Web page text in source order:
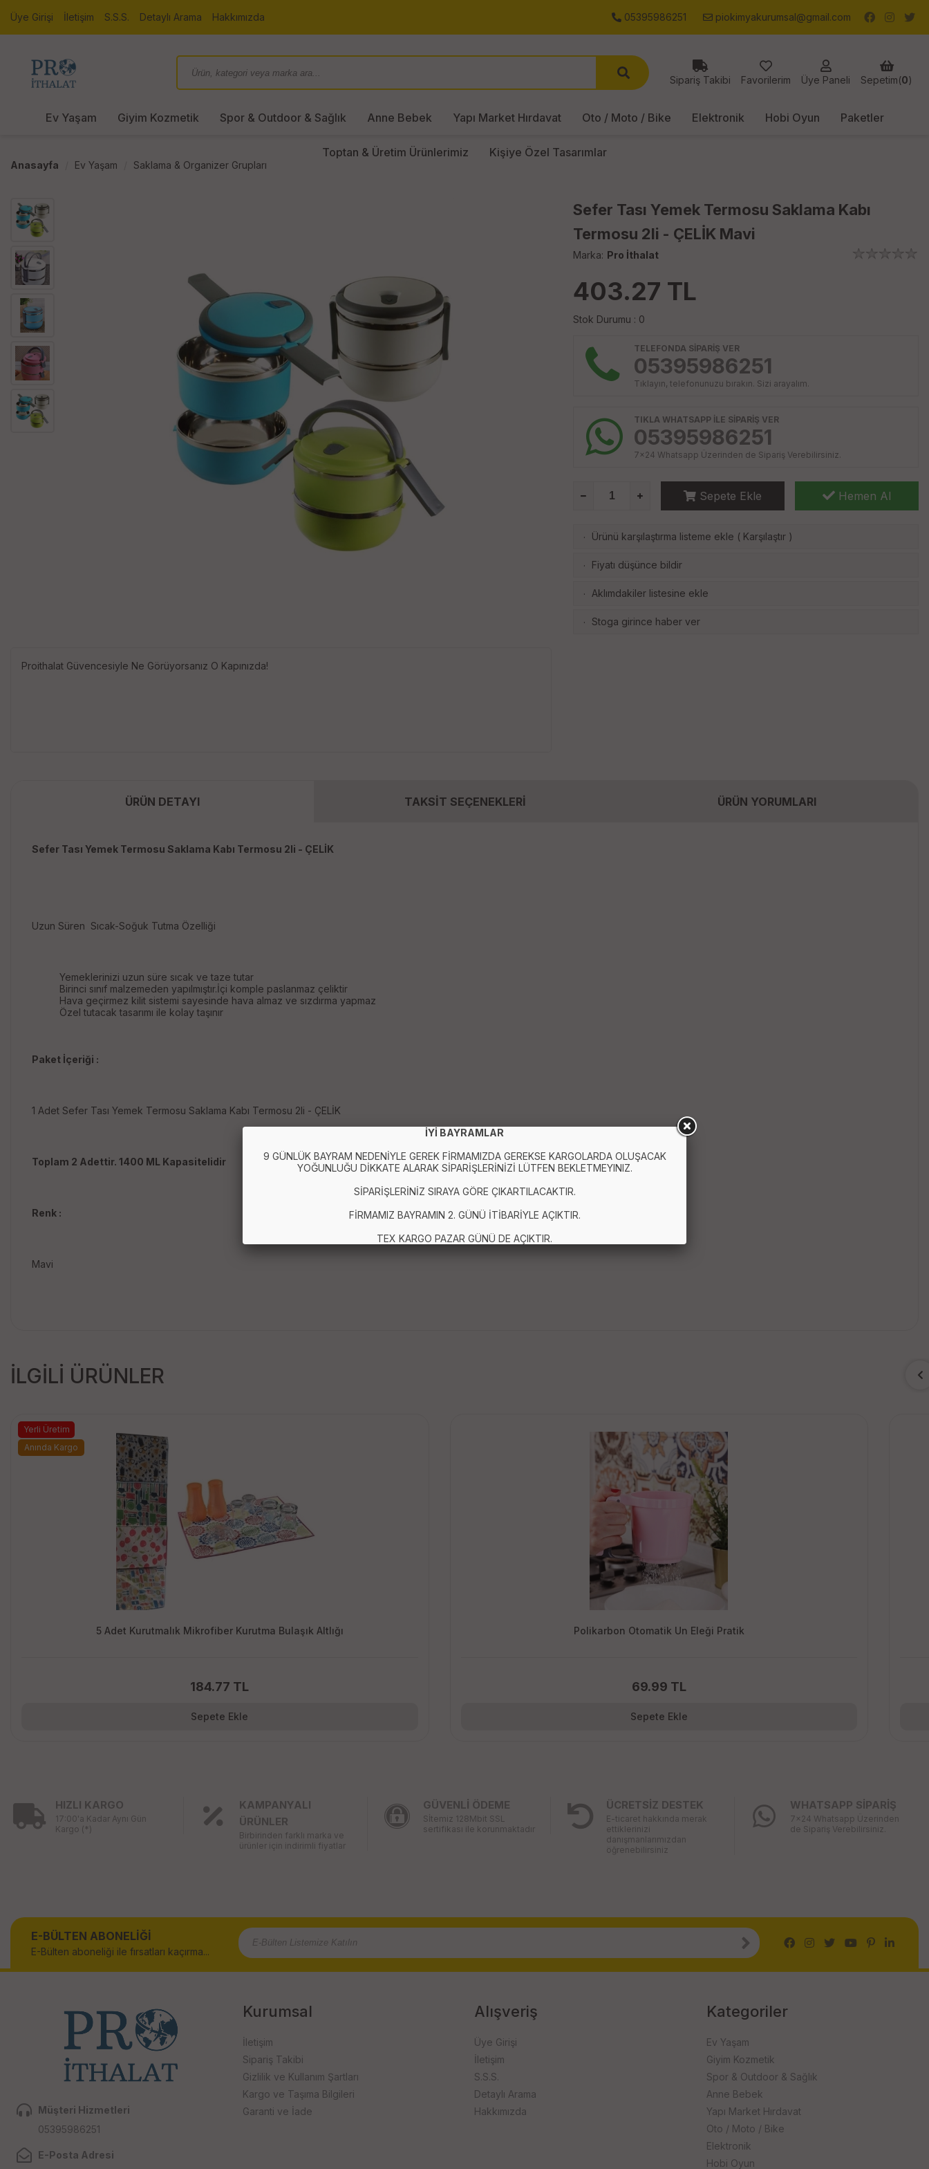
Üye Girişi İletişim S.S.S. Detaylı Arama Hakkımızda 05395986251 piokimyakurumsal@gmail.com
Sipariş Takibi Favorilerim Üye Paneli Sepetim(0)
Ev Yaşam Giyim Kozmetik Spor & Outdoor & Sağlık Anne Bebek Yapı Market Hırdavat Oto / Moto / Bike Elektronik Hobi Oyun Paketler
Toptan & Üretim Ürünlerimiz Kişiye Özel Tasarımlar
Anasayfa Ev Yaşam Saklama & Organizer Grupları
Proithalat Güvencesiyle Ne Görüyorsanız O Kapınızda!
Sefer Tası Yemek Termosu Saklama Kabı
Termosu 2li - ÇELİK Mavi
Marka: Pro İthalat
403.27 TL
Stok Durumu : 0
TELEFONDA SİPARİŞ VER
05395986251
Tıklayın, telefonunuzu bırakın. Sizi arayalım.
TIKLA WHATSAPP İLE SİPARİŞ VER
05395986251
7x24 Whatsapp Üzerinden de Sipariş Verebilirsiniz.
Sepete Ekle Hemen Al
· Ürünü karşılaştırma listeme ekle ( Karşılaştır )
· Fiyatı düşünce bildir
· Aklımdakiler listesine ekle
· Stoga girince haber ver
ÜRÜN DETAYI TAKSİT SEÇENEKLERİ ÜRÜN YORUMLARI
Sefer Tası Yemek Termosu Saklama Kabı Termosu 2li - ÇELİK
Uzun Süren Sıcak-Soğuk Tutma Özelliği
Yemeklerinizi uzun süre sıcak ve taze tutar
Birinci sınıf malzemeden yapılmıştır.İçi komple paslanmaz çeliktir
Hava geçirmez kilit sistemi sayesinde hava almaz ve sızdırma yapmaz
Özel tutacak tasarımı ile kolay taşınır
Paket İçeriği :
1 Adet Sefer Tası Yemek Termosu Saklama Kabı Termosu 2li - ÇELİK
Toplam 2 Adettir. 1400 ML Kapasitelidir
Renk :
Mavi
İLGİLİ ÜRÜNLER
5 Adet Kurutmalık Mikrofiber Kurutma Bulaşık Altlığı
184.77 TL
Yerli Üretim
Anında Kargo
Sepete Ekle
Polikarbon Otomatik Un Eleği Pratik
69.99 TL
Sepete Ekle
HIZLI KARGO
17:00'a Kadar Aynı Gün
Kargo (*)
KAMPANYALI
ÜRÜNLER
Birbirinden farklı marka ve
ürünler için indirimli fiyatlar
GÜVENLİ ÖDEME
Sİtemiz 128Mbit SSL
sertifikası ile korunmaktadır
ÜCRETSİZ DESTEK
E-ticaret hakkında merak
ettiklerinizi
danışmanlarımızdan
öğrenebilirsiniz
WHATSAPP SİPARİŞ
7x24 Whatsapp Üzerinden
de Sipariş Verebilirsiniz.
E-BÜLTEN ABONELİĞİ
E-Bülten aboneliği ile fırsatları kaçırma...
Müşteri Hizmetleri
05395986251
E-Posta Adresi
Kurumsal
İletişim
Sipariş Takibi
Gizlilik ve Kullanım Şartları
Kargo ve Taşıma Bilgileri
Garanti ve İade
Alışveriş
Üye Girişi
İletişim
S.S.S.
Detaylı Arama
Hakkımızda
Kategoriler
Ev Yaşam
Giyim Kozmetik
Spor & Outdoor & Sağlık
Anne Bebek
Yapı Market Hırdavat
Oto / Moto / Bike
Elektronik
Hobi Oyun
İYİ BAYRAMLAR
9 GÜNLÜK BAYRAM NEDENİYLE GEREK FİRMAMIZDA GEREKSE KARGOLARDA OLUŞACAK
YOĞUNLUĞU DİKKATE ALARAK SİPARİŞLERİNİZİ LÜTFEN BEKLETMEYINIZ.
SİPARİŞLERİNİZ SIRAYA GÖRE ÇIKARTILACAKTIR.
FİRMAMIZ BAYRAMIN 2. GÜNÜ İTİBARİYLE AÇIKTIR.
TEX KARGO PAZAR GÜNÜ DE AÇIKTIR.